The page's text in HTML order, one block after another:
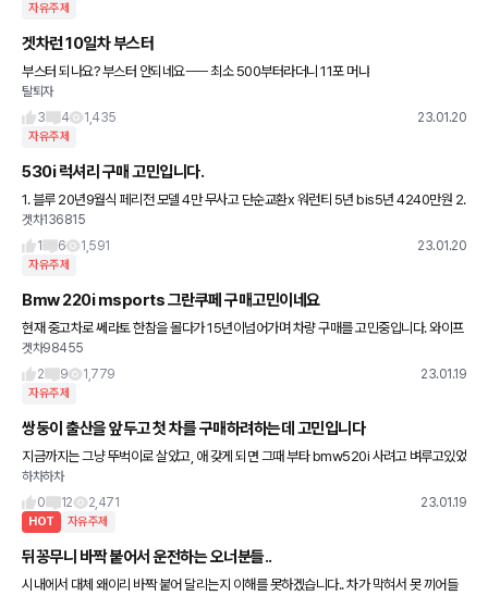
자유주제
겟차런 10일차 부스터
부스터 되나요? 부스터 안되네요ㅡㅡ 최소 500부터라더니 11포 머냐
탈퇴자
3
4 1,435 23.01.20
자유주제
530i 럭셔리 구매 고민입니다.
1. 블루 20년9월식 페리전 모델 4만 무사고 단순교환x 워런티 5년 bis5년 4240만원 2.
겟차136815
1
6 1,591 23.01.20
자유주제
Bmw 220i msports 그란쿠페 구매고민이네요
현재 중고차로 쎄라토 한참을 몰다가 15년이넘어가며 차량 구매를 고민중입니다. 와이프
허락가격이 저정도라 현기는 이미지나락이라 외제차를 보니 220i msports가 가장 눈
겟차98455
2
9 1,779 23.01.19
자유주제
쌍둥이 출산을 앞두고 첫 차를 구매하려하는데 고민입니다
지금까지는 그냥 뚜벅이로 살았고, 애 갖게 되면 그때 부타 bmw520i 사려고 벼루고있었
습니다. 근데 갑자기 쌍둥이 소식 ㅋ 참 감사한 일이지만 520i는 못살거 같네요. 그래서
일단 중고
하차하차
0
12 2,471 23.01.19
HOT 자유주제
뒤꽁무니 바짝 붙어서 운전하는 오너분들..
시내에서 대체 왜이리 바짝 붙어 달리는지 이해를 못하겠습니다.. 차가 막혀서 못 끼어들